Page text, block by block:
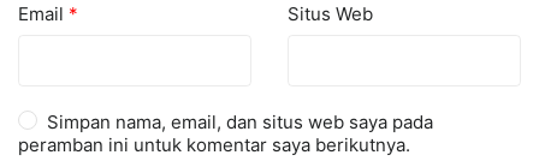
Email * Situs Web
Simpan nama, email, dan situs web saya pada
peramban ini untuk komentar saya berikutnya.